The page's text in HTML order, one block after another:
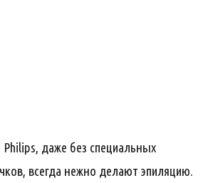
даже без специальных
всегда нежно делают эпиляцию.